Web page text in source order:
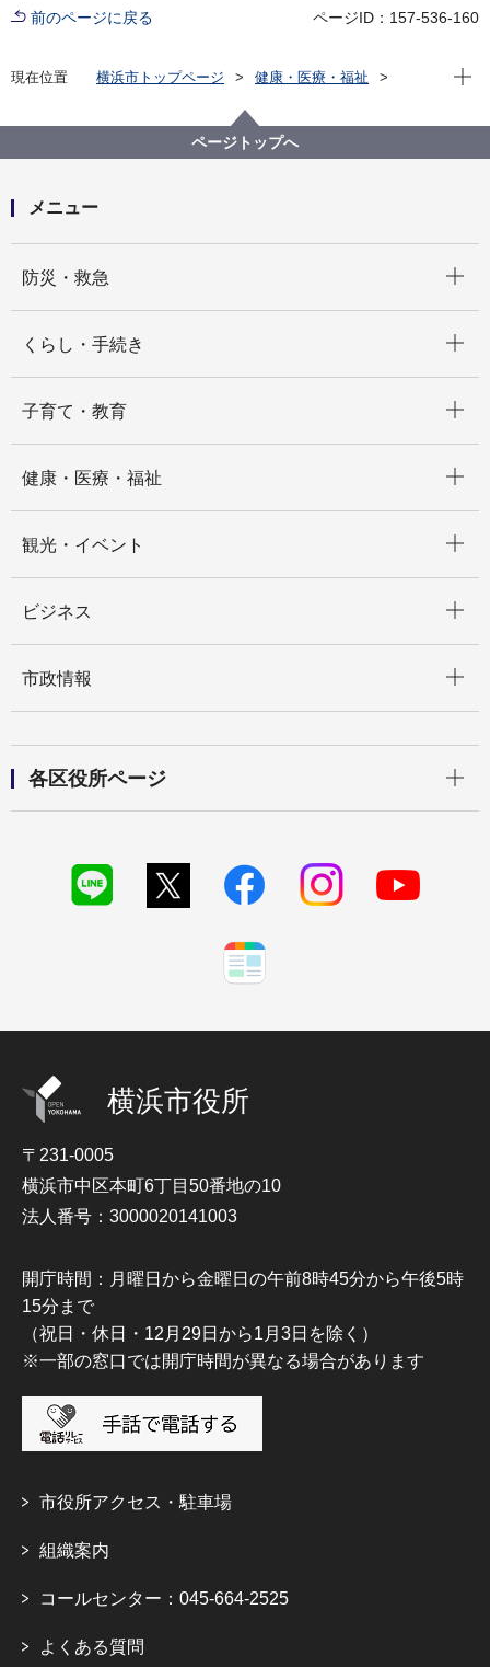
前のページに戻る ページID：157-536-160
現在位置 横浜市トップページ
健康・医療・福祉
五種混合（四種混合）予防接種について
現在
ページトップへ
メニュー
防災・救急
くらし・手続き
子育て・教育
健康・医療・福祉
観光・イベント
ビジネス
市政情報
各区役所ページ
横浜市役所
〒231-0005
横浜市中区本町6丁目50番地の10
法人番号：3000020141003
開庁時間：月曜日から金曜日の午前8時45分から午後5時
15分まで
（祝日・休日・12月29日から1月3日を除く）
※一部の窓口では開庁時間が異なる場合があります
市役所アクセス・駐車場
組織案内
コールセンター：045-664-2525
よくある質問